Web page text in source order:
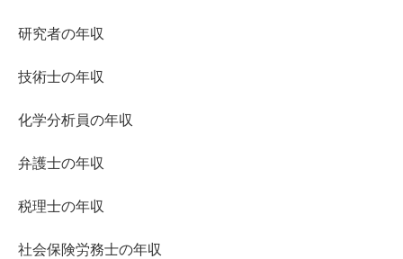
研究者の年収
技術士の年収
化学分析員の年収
弁護士の年収
税理士の年収
社会保険労務士の年収